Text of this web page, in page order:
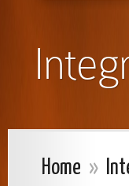
Home »